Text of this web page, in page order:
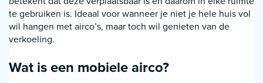
te gebruiken is. Ideaal voor wanneer je niet je hele huis vol
wil hangen met airco’s, maar toch wil genieten van de
verkoeling.
Wat is een mobiele airco?